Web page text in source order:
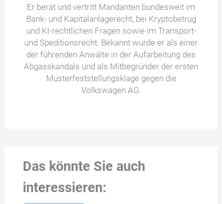
Er berät und vertritt Mandanten bundesweit im
Bank- und Kapitalanlagerecht, bei Kryptobetrug
und KI-rechtlichen Fragen sowie im Transport-
und Speditionsrecht. Bekannt wurde er als einer
der führenden Anwälte in der Aufarbeitung des
Abgasskandals und als Mitbegründer der ersten
Musterfeststellungsklage gegen die
Volkswagen AG.
Das könnte Sie auch
interessieren: